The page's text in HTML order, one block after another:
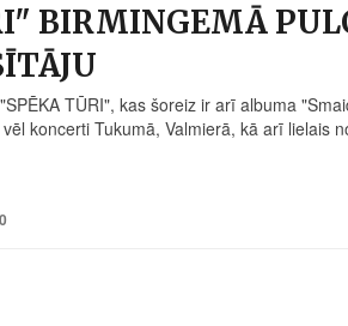
BIRMINGEMĀ
TŪRI", kas šoreiz ir arī albuma
koncerti Tukumā, Valmierā, kā arī lielais